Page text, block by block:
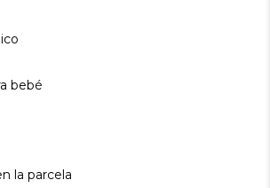
bebé
la parcela